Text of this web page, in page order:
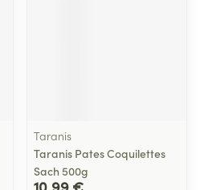
Taranis
Taranis Pates Coquilettes
Sach 500g